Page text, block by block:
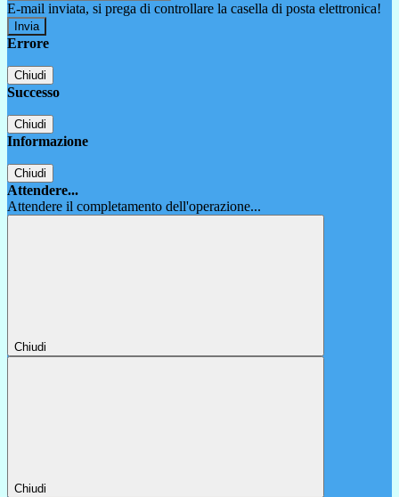
E-mail inviata, si prega di controllare la casella di posta elettronica!
Errore
Chiudi
Successo
Chiudi
Informazione
Chiudi
Attendere...
Attendere il completamento dell'operazione...
Chiudi
Chiudi